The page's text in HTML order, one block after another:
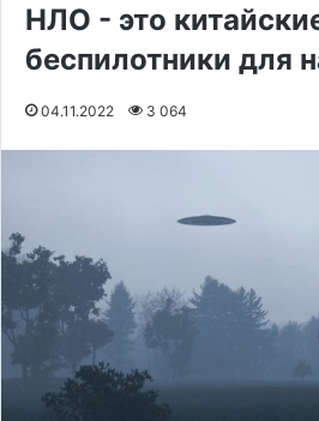
НЛО - это
беспилотники для
04.11.2022 3 064